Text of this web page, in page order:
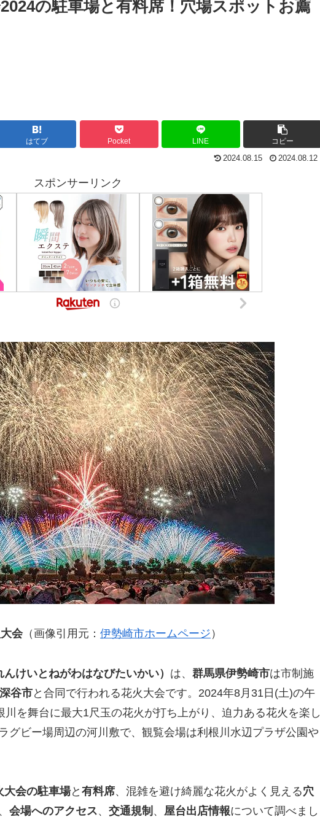
の駐車場と有料席！穴場スポットお薦
はてブ Pocket LINE コピー
2024.08.15 2024.08.12
スポンサーリンク
会（画像引用元： 伊勢崎市ホームページ ）
けいとねがわはなびたいかい） は、 群馬県伊勢崎市は市制施
深谷市と合同で行われる花火大会です。2024年8月31日(土)の午
を舞台に最大1尺玉の花火が打ち上がり、迫力ある花火を楽し
グビー場周辺の河川敷で、観覧会場は利根川水辺プラザ公園や
大会の駐車場と 有料席、混雑を避け綺麗な花火がよく見える穴
、 会場へのアクセス、 交通規制 、 屋台出店情報について調べまし